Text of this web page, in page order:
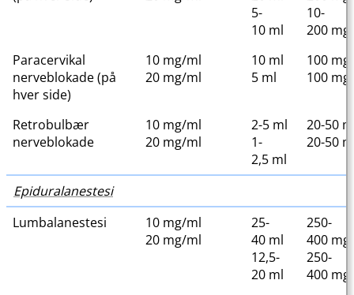
5-
10 ml
10-
200 mg
Paracervikal
nerveblokade (på
hver side)
10 mg/ml
20 mg/ml
10 ml
5 ml
100 mg
100 mg
Retrobulbær
nerveblokade
10 mg/ml
20 mg/ml
2-5 ml
1-
2,5 ml
20-50
20-50
Epiduralanestesi
Lumbalanestesi
10 mg/ml
20 mg/ml
25-
40 ml
12,5-
20 ml
250-
400 mg
250-
400 mg